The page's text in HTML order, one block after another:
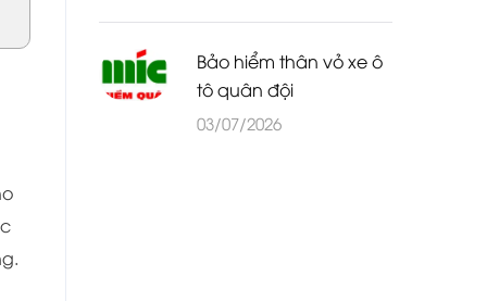
Bảo hiểm thân vỏ xe ô
tô quân đội
03/07/2026